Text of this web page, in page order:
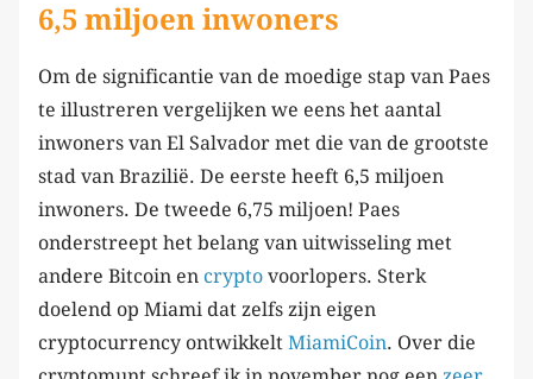
6,5 miljoen inwoners
Om de significantie van de moedige stap van Paes
te illustreren vergelijken we eens het aantal
inwoners van El Salvador met die van de grootste
stad van Brazilië. De eerste heeft 6,5 miljoen
inwoners. De tweede 6,75 miljoen! Paes
onderstreept het belang van uitwisseling met
andere Bitcoin en crypto voorlopers. Sterk
doelend op Miami dat zelfs zijn eigen
cryptocurrency ontwikkelt MiamiCoin. Over die